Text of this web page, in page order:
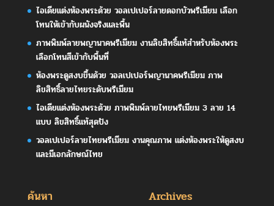
ไอเดียแต่งห้องพระด้วย วอลเปเปอร์ลายดอกบัวพรีเมียม เลือก
โทนให้เข้ากับผนังจริงและพื้น
ภาพพิมพ์ลายพญานาคพรีเมียม งานลิขสิทธิ์แท้สำหรับห้องพระ
เลือกโทนสีเข้ากับพื้นที่
ห้องพระดูสงบขึ้นด้วย วอลเปเปอร์พญานาคพรีเมียม ภาพ
ลิขสิทธิ์ลายไทยระดับพรีเมียม
ไอเดียแต่งห้องพระด้วย ภาพพิมพ์ลายไทยพรีเมียม 3 ลาย 14
แบบ ลิขสิทธิ์แท้สุดปัง
วอลเปเปอร์ลายไทยพรีเมียม งานคุณภาพ แต่งห้องพระให้ดูสงบ
และมีเอกลักษณ์ไทย
ค้นหา Archives